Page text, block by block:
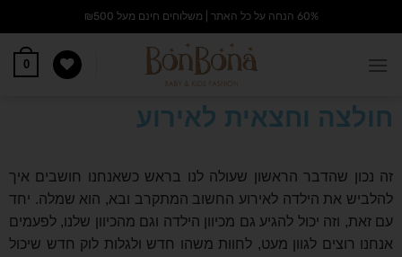
60% הנחה על כל האתר | משלוחים חינם מעל ₪500
0
חולצה וחצאית לאירוע
זה נכון שהדבר הראשון שעולה לנו בראש כשאנחנו חושבים איך
להלביש את הילדה לאירוע החשוב המתקרב ובא, הוא שמלה. יחד
עם זאת, וזה יכול להגיע גם מכיוון הילדה וגם מהכיוון שלנו, לפעמים
אנחנו רוצים לגוון מעט, לחוות משהו חדש ולגלות לוק חדש שיכול